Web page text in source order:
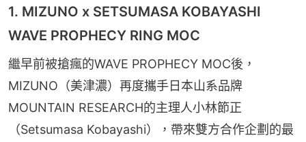
1. MIZUNO x SETSUMASA KOBAYASHI
WAVE PROPHECY RING MOC
繼早前被搶瘋的WAVE PROPHECY MOC後，
MIZUNO（美津濃）再度攜手日本山系品牌
MOUNTAIN RESEARCH的主理人小林節正
（Setsumasa Kobayashi），帶來雙方合作企劃的最